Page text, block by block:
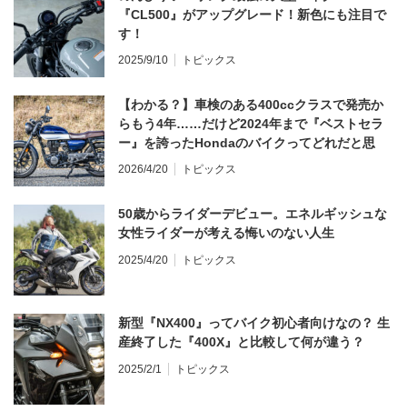
『CL500』がアップグレード！新色にも注目で
す！
2025/9/10 トピックス
【わかる？】車検のある400ccクラスで発売か
らもう4年……だけど2024年まで『ベストセラ
ー』を誇ったHondaのバイクってどれだと思
う？
2026/4/20 トピックス
50歳からライダーデビュー。エネルギッシュな
女性ライダーが考える悔いのない人生
2025/4/20 トピックス
新型『NX400』ってバイク初心者向けなの？ 生
産終了した『400X』と比較して何が違う？
2025/2/1 トピックス